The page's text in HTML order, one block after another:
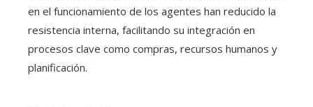
en el funcionamiento de los agentes han reducido la
resistencia interna, facilitando su integración en
procesos clave como compras, recursos humanos y
planificación.